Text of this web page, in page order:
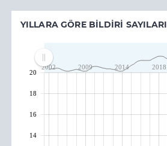
YILLARA GÖRE BILDIRI SAYILARI
2002 2009 2014 2018
14
16
18
20